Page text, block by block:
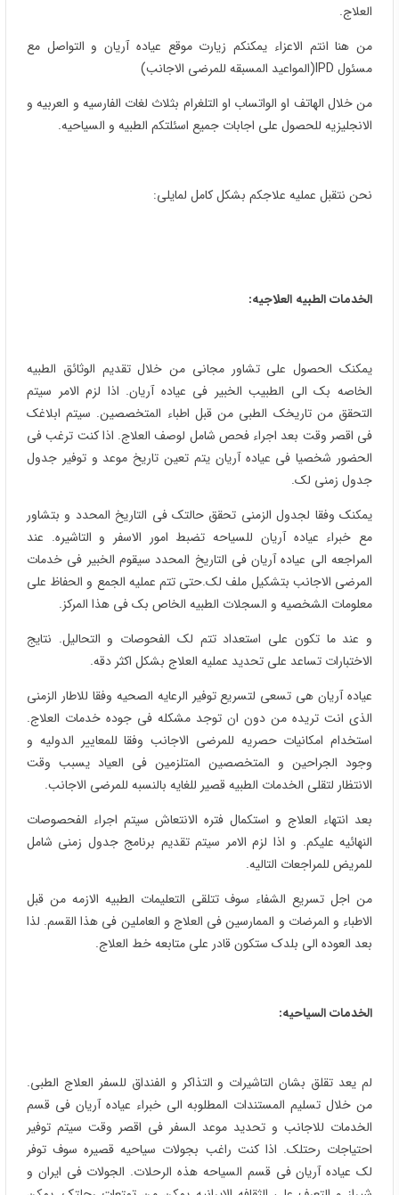
العلاج.
من هنا انتم الاعزاء یمکنکم زیارت موقع عیاده آریان و التواصل مع
مسئول IPD(المواعید المسبقه للمرضی الاجانب)
من خلال الهاتف او الواتساب او التلغرام بثلاث لغات الفارسیه و العربیه و
الانجلیزیه للحصول علی اجابات جمیع اسئلتکم الطبیه و السیاحیه.
نحن نتقبل عملیه علاجکم بشکل کامل لمایلی:
الخدمات الطبیه العلاجیه:
یمکنک الحصول علی تشاور مجانی من خلال تقدیم الوثائق الطبیه
الخاصه بک الی الطبیب الخبیر فی عیاده آریان. اذا لزم الامر سیتم
التحقق من تاریخک الطبی من قبل اطباء المتخصصین. سیتم ابلاغک
فی اقصر وقت بعد اجراء فحص شامل لوصف العلاج. اذا کنت ترغب فی
الحضور شخصیا فی عیاده آریان یتم تعین تاریخ موعد و توفیر جدول
جدول زمنی لک.
یمکنک وفقا لجدول الزمنی تحقق حالتک فی التاریخ المحدد و بتشاور
مع خبراء عیاده آریان للسیاحه تضبط امور الاسفر و التاشیره. عند
المراجعه الی عیاده آریان فی التاریخ المحدد سیقوم الخبیر فی خدمات
المرضی الاجانب بتشکیل ملف لک.حتی تتم عملیه الجمع و الحفاظ علی
معلومات الشخصیه و السجلات الطبیه الخاص بک فی هذا المرکز.
و عند ما تکون علی استعداد تتم لک الفحوصات و التحالیل. نتایج
الاختبارات تساعد علی تحدید عملیه العلاج بشکل اکثر دقه.
عیاده آریان هی تسعی لتسریع توفیر الرعایه الصحیه وفقا للاطار الزمنی
الذی انت تریده من دون ان توجد مشکله فی جوده خدمات العلاج.
استخدام امکانیات حصریه للمرضی الاجانب وفقا للمعاییر الدولیه و
وجود الجراحین و المتخصصین المتلزمین فی العیاد یسبب وقت
الانتظار لتقلی الخدمات الطبیه قصیر للغایه بالنسبه للمرضی الاجانب.
بعد انتهاء العلاج و استکمال فتره الانتعاش سیتم اجراء الفحصوصات
النهائیه علیکم. و اذا لزم الامر سیتم تقدیم برنامج جدول زمنی شامل
للمریض للمراجعات التالیه.
من اجل تسریع الشفاء سوف تتلقی التعلیمات الطبیه الازمه من قبل
الاطباء و المرضات و الممارسین فی العلاج و العاملین فی هذا القسم. لذا
بعد العوده الی بلدک ستکون قادر علی متابعه خط العلاج.
الخدمات السیاحیه:
لم یعد تقلق بشان التاشیرات و التذاکر و الفنداق للسفر العلاج الطبی.
من خلال تسلیم المستندات المطلوبه الی خبراء عیاده آریان فی قسم
الخدمات للاجانب و تحدید موعد السفر فی اقصر وقت سیتم توفیر
احتیاجات رحتلک. اذا کنت راغب بجولات سیاحیه قصیره سوف توفر
لک عیاده آریان فی قسم السیاحه هذه الرحلات. الجولات فی ایران و